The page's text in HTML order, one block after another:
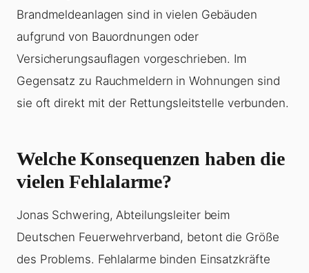
Brandmeldeanlagen sind in vielen Gebäuden
aufgrund von Bauordnungen oder
Versicherungsauflagen vorgeschrieben. Im
Gegensatz zu Rauchmeldern in Wohnungen sind
sie oft direkt mit der Rettungsleitstelle verbunden.
Welche Konsequenzen haben die
vielen Fehlalarme?
Jonas Schwering, Abteilungsleiter beim
Deutschen Feuerwehrverband, betont die Größe
des Problems. Fehlalarme binden Einsatzkräfte